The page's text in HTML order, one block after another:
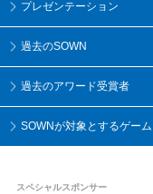
プレゼンテーション
過去のSOWN
過去のアワード受賞者
SOWNが対象とするゲーム
スペシャルスポンサー